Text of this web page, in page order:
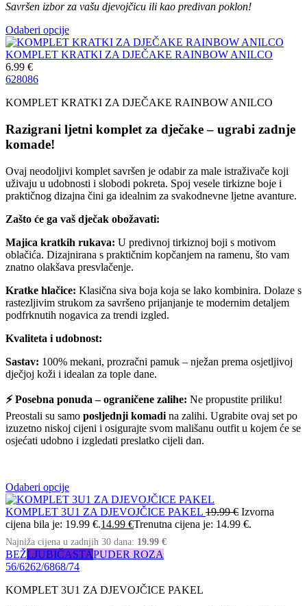
Savršen izbor za vašu djevojčicu ili kao predivan poklon!
Odaberi opcije
KOMPLET KRATKI ZA DJEČAKE RAINBOW ANILCO
6.99 €
628086
KOMPLET KRATKI ZA DJEČAKE RAINBOW ANILCO
Razigrani ljetni komplet za dječake – ugrabi zadnje
komade!
Ovaj neodoljivi komplet savršen je odabir za male istraživače koji
uživaju u udobnosti i slobodi pokreta. Spoj vesele tirkizne boje i
praktičnog dizajna čini ga idealnim za svakodnevne ljetne avanture.
Zašto će ga vaš dječak obožavati:
Majica kratkih rukava: U predivnoj tirkiznoj boji s motivom
oblačića. Dizajnirana s praktičnim kopčanjem na ramenu, što vam
znatno olakšava presvlačenje.
Kratke hlačice: Klasična siva boja koja se lako kombinira. Dolaze s
rastezljivim strukom za savršeno prijanjanje te modernim detaljem
podfrknutih nogavica za trendi izgled.
Kvaliteta i udobnost:
Sastav: 100% mekani, prozračni pamuk – nježan prema osjetljivoj
dječjoj koži i idealan za tople dane.
⚡ Posebna ponuda – ograničene zalihe: Ne propustite priliku!
Preostali su samo posljednji komadi na zalihi. Ugrabite ovaj set po
izuzetno niskoj cijeni i osigurajte svom mališanu outfit u kojem će se
osjećati udobno i izgledati preslatko cijeli dan.
Odaberi opcije
KOMPLET 3U1 ZA DJEVOJČICE PAKEL 19.99€ Izvorna
cijena bila je: 19.99 €.14.99 €Trenutna cijena je: 14.99 €.
Najniža cijena u zadnjih 30 dana: 19.99 €
BEŽLJUBIČASTAPUDER ROZA
56/6262/6868/74
KOMPLET 3U1 ZA DJEVOJČICE PAKEL